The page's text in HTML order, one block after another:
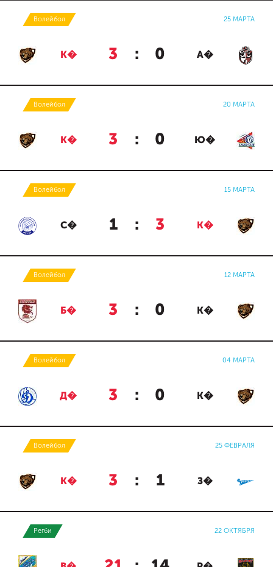
Волейбол 25 МАРТА
К� 3 : 0 А�
Волейбол 20 МАРТА
К� 3 : 0 Ю�
Волейбол 15 МАРТА
С� 1 : 3 К�
Волейбол 12 МАРТА
Б� 3 : 0 К�
Волейбол 04 МАРТА
Д� 3 : 0 К�
Волейбол 25 ФЕВРАЛЯ
К� 3 : 1 З�
Регби 22 ОКТЯБРЯ